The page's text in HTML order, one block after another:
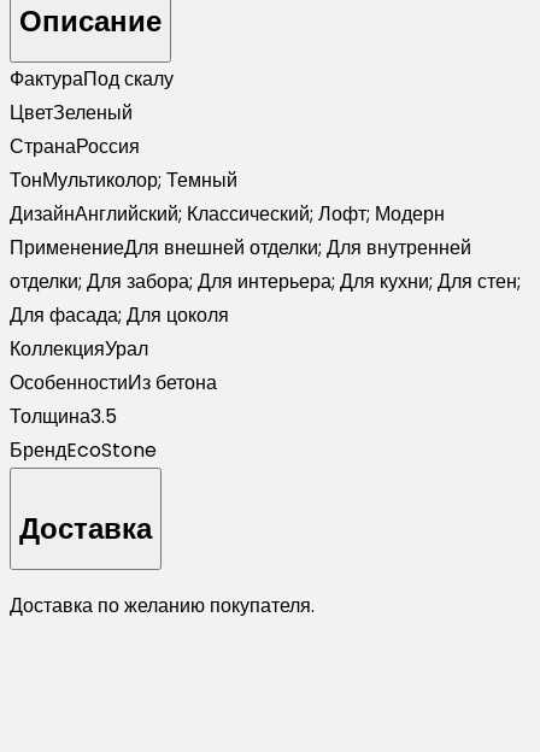
Описание
ФактураПод скалу
ЦветЗеленый
СтранаРоссия
ТонМультиколор; Темный
ДизайнАнглийский; Классический; Лофт; Модерн
ПрименениеДля внешней отделки; Для внутренней
отделки; Для забора; Для интерьера; Для кухни; Для стен;
Для фасада; Для цоколя
КоллекцияУрал
ОсобенностиИз бетона
Толщина3.5
БрендEcoStone
Доставка
Доставка по желанию покупателя.